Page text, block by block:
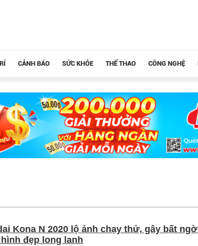
CẢNH BÁO SỨC KHỎE THỂ THAO CÔNG NGHỆ
Kona N 2020 lộ ảnh chạy thử, gây bất
đẹp long lanh